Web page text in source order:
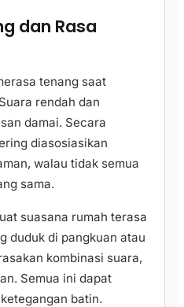
dan Rasa
tenang saat
rendah dan
damai. Secara
diasosiasikan
walau tidak semua
sama.
suasana rumah terasa
duduk di pangkuan atau
kombinasi suara,
Semua ini dapat
batin.